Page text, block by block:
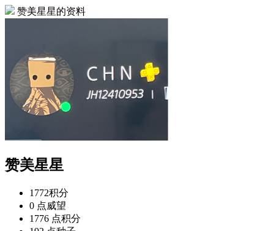
赞美星星的资料
赞美星星
1772积分
0 点威望
1776 点积分